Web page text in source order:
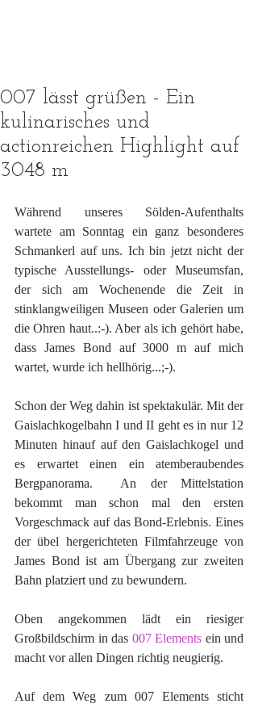
007 lässt grüßen - Ein
kulinarisches und
actionreichen Highlight auf
3048 m
Während unseres Sölden-Aufenthalts
wartete am Sonntag ein ganz besonderes
Schmankerl auf uns. Ich bin jetzt nicht der
typische Ausstellungs- oder Museumsfan,
der sich am Wochenende die Zeit in
stinklangweiligen Museen oder Galerien um
die Ohren haut..:-). Aber als ich gehört habe,
dass James Bond auf 3000 m auf mich
wartet, wurde ich hellhörig...;-).
Schon der Weg dahin ist spektakulär. Mit der
Gaislachkogelbahn I und II geht es in nur 12
Minuten hinauf auf den Gaislachkogel und
es erwartet einen ein atemberaubendes
Bergpanorama.  An der Mittelstation
bekommt man schon mal den ersten
Vorgeschmack auf das Bond-Erlebnis. Eines
der übel hergerichteten Filmfahrzeuge von
James Bond ist am Übergang zur zweiten
Bahn platziert und zu bewundern.
Oben angekommen lädt ein riesiger
Großbildschirm in das 007 Elements ein und
macht vor allen Dingen richtig neugierig.
Auf dem Weg zum 007 Elements sticht